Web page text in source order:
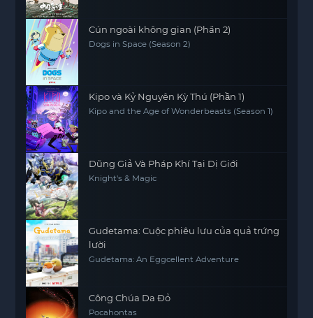
Cún ngoài không gian (Phần 2)
Dogs in Space (Season 2)
Kipo và Kỷ Nguyên Kỳ Thú (Phần 1)
Kipo and the Age of Wonderbeasts (Season 1)
Dũng Giả Và Pháp Khí Tại Dị Giới
Knight's & Magic
Gudetama: Cuộc phiêu lưu của quả trứng
lười
Gudetama: An Eggcellent Adventure
Công Chúa Da Đỏ
Pocahontas